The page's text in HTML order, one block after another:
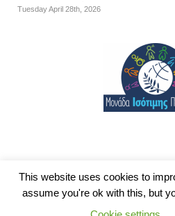
Tuesday April 28th, 2026
Department of Information and
This website uses cookies to
assume you're ok with this, but